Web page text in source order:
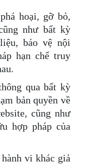
hoại, gỡ bỏ,
như bất kỳ
bảo vệ nội
hạn chế truy
qua bất kỳ
bản quyền về
cũng như
hợp pháp của
vi khác giả